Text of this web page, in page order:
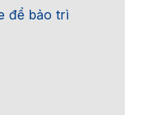
để bảo trì